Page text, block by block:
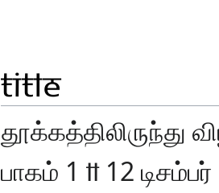
Title
தூக்கத்திலிருந்து
பாகம் 1 ll 12